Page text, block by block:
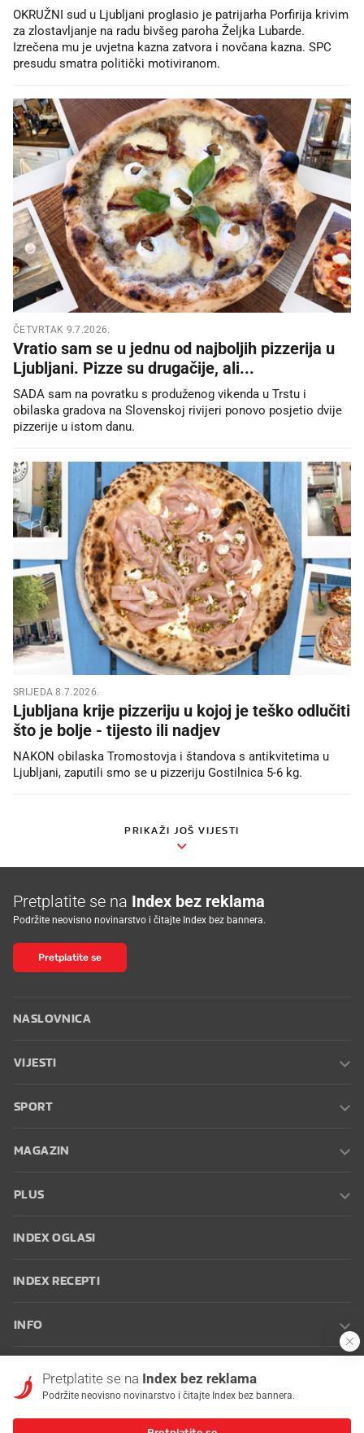
OKRUŽNI sud u Ljubljani proglasio je patrijarha Porfirija krivim
za zlostavljanje na radu bivšeg paroha Željka Lubarde.
Izrečena mu je uvjetna kazna zatvora i novčana kazna. SPC
presudu smatra politički motiviranom.
ČETVRTAK 9.7.2026.
Vratio sam se u jednu od najboljih pizzerija u
Ljubljani. Pizze su drugačije, ali...
SADA sam na povratku s produženog vikenda u Trstu i
obilaska gradova na Slovenskoj rivijeri ponovo posjetio dvije
pizzerije u istom danu.
SRIJEDA 8.7.2026.
Ljubljana krije pizzeriju u kojoj je teško odlučiti
što je bolje - tijesto ili nadjev
NAKON obilaska Tromostovja i štandova s antikvitetima u
Ljubljani, zaputili smo se u pizzeriju Gostilnica 5-6 kg.
PRIKAŽI JOŠ VIJESTI
Pretplatite se na Index bez reklama
Podržite neovisno novinarstvo i čitajte Index bez bannera.
Pretplatite se
NASLOVNICA
VIJESTI
SPORT
MAGAZIN
PLUS
INDEX OGLASI
INDEX RECEPTI
INFO
korištenja
Postavke kolačića
Pretplatite se na Index bez reklama
Podržite neovisno novinarstvo i čitajte Index bez bannera.